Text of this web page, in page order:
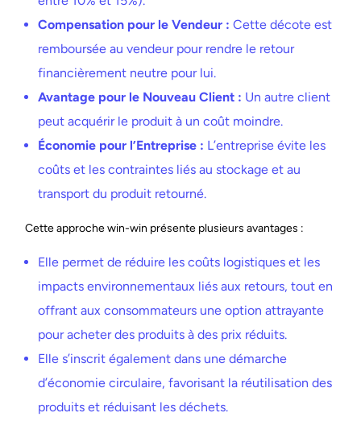
Compensation pour le Vendeur : Cette décote est
remboursée au vendeur pour rendre le retour
financièrement neutre pour lui.
Avantage pour le Nouveau Client : Un autre client
peut acquérir le produit à un coût moindre.
Économie pour l’Entreprise : L’entreprise évite les
coûts et les contraintes liés au stockage et au
transport du produit retourné.
Cette approche win-win présente plusieurs avantages :
Elle permet de réduire les coûts logistiques et les
impacts environnementaux liés aux retours, tout en
offrant aux consommateurs une option attrayante
pour acheter des produits à des prix réduits.
Elle s’inscrit également dans une démarche
d’économie circulaire, favorisant la réutilisation des
produits et réduisant les déchets.